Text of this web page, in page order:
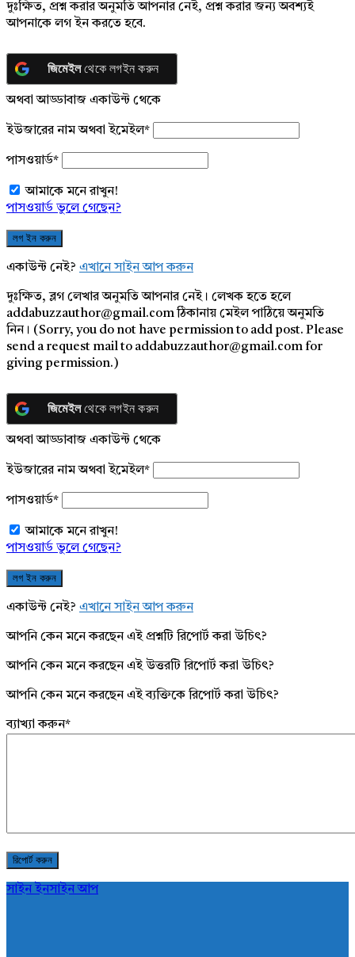
দুঃক্ষিত, প্রশ্ন করার অনুমতি আপনার নেই, প্রশ্ন করার জন্য অবশ্যই
আপনাকে লগ ইন করতে হবে.
জিমেইলথেকে লগইন করুন
অথবা আড্ডাবাজ একাউন্ট থেকে
ইউজারের নাম অথবা ইমেইল*
পাসওয়ার্ড*
আমাকে মনে রাখুন!
পাসওয়ার্ড ভুলে গেছেন?
একাউন্ট নেই? এখানে সাইন আপ করুন
দুঃক্ষিত, ব্লগ লেখার অনুমতি আপনার নেই। লেখক হতে হলে
addabuzzauthor@gmail.com ঠিকানায় মেইল পাঠিয়ে অনুমতি
নিন। (Sorry, you do not have permission to add post. Please
send a request mail to addabuzzauthor@gmail.com for
giving permission.)
জিমেইলথেকে লগইন করুন
অথবা আড্ডাবাজ একাউন্ট থেকে
ইউজারের নাম অথবা ইমেইল*
পাসওয়ার্ড*
আমাকে মনে রাখুন!
পাসওয়ার্ড ভুলে গেছেন?
একাউন্ট নেই? এখানে সাইন আপ করুন
আপনি কেন মনে করছেন এই প্রশ্নটি রিপোর্ট করা উচিৎ?
আপনি কেন মনে করছেন এই উত্তরটি রিপোর্ট করা উচিৎ?
আপনি কেন মনে করছেন এই ব্যক্তিকে রিপোর্ট করা উচিৎ?
ব্যাখ্যা করুন*
সাইন ইনসাইন আপ